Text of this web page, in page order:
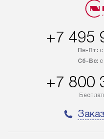
трех дней. Доставка в
Петербург и другие
осуществляется через
транспортную
100% предоплаты мы
до представительства
транспортной компании
условия доставки у
+7 495
Пн-Пт:с
Сб-Вс:с
+7 800